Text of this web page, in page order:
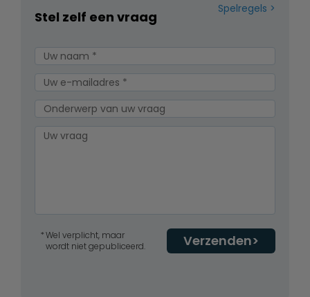
Spelregels
Stel zelf een vraag
Verzenden
Wel verplicht, maar
wordt niet gepubliceerd.